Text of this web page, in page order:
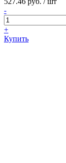
-
+
Купить